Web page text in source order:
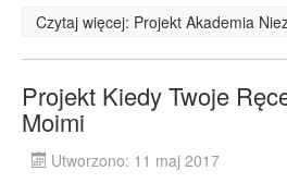
Czytaj więcej: Projekt Akademia
Projekt Kiedy Twoje
Moimi
Utworzono: 11 maj 2017